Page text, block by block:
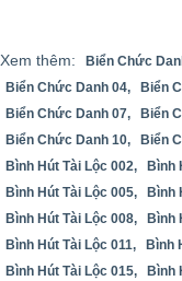
Xem thêm: Biển Chức
Biển Chức Danh 04,
Biển
Biển Chức Danh 07,
Biển
Biển Chức Danh 10,
Biển
Bình Hút Tài Lộc 002,
Bình
Bình Hút Tài Lộc 005,
Bình
Bình Hút Tài Lộc 008,
Bình
Bình Hút Tài Lộc 011,
Bình
Bình Hút Tài Lộc 015,
Bình